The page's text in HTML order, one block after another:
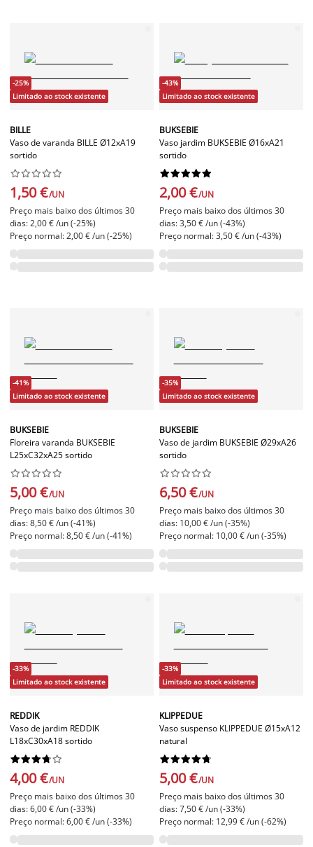
-25%
Limitado ao stock existente
BILLE
Vaso de varanda BILLE Ø12xA19
sortido






1,50 €/UN
Preço mais baixo dos últimos 30
dias: 2,00 € /un (-25%)
Preço normal: 2,00 € /un (-25%)
-43%
Limitado ao stock existente
BUKSEBIE
Vaso jardim BUKSEBIE Ø16xA21
sortido






2,00 €/UN
Preço mais baixo dos últimos 30
dias: 3,50 € /un (-43%)
Preço normal: 3,50 € /un (-43%)
-41%
Limitado ao stock existente
BUKSEBIE
Floreira varanda BUKSEBIE
L25xC32xA25 sortido






5,00 €/UN
Preço mais baixo dos últimos 30
dias: 8,50 € /un (-41%)
Preço normal: 8,50 € /un (-41%)
-35%
Limitado ao stock existente
BUKSEBIE
Vaso de jardim BUKSEBIE Ø29xA26
sortido






6,50 €/UN
Preço mais baixo dos últimos 30
dias: 10,00 € /un (-35%)
Preço normal: 10,00 € /un (-35%)
-33%
Limitado ao stock existente
REDDIK
Vaso de jardim REDDIK
L18xC30xA18 sortido






4,00 €/UN
Preço mais baixo dos últimos 30
dias: 6,00 € /un (-33%)
Preço normal: 6,00 € /un (-33%)
-33%
Limitado ao stock existente
KLIPPEDUE
Vaso suspenso KLIPPEDUE Ø15xA12
natural






5,00 €/UN
Preço mais baixo dos últimos 30
dias: 7,50 € /un (-33%)
Preço normal: 12,99 € /un (-62%)